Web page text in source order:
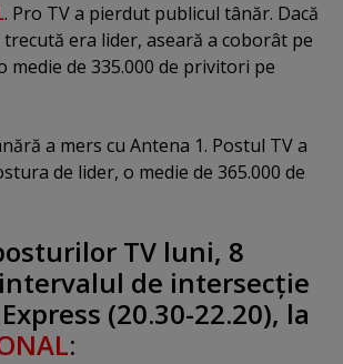
. Pro TV a pierdut publicul tânăr. Dacă
era lider, aseară a coborât pe
medie de 335.000 de privitori pe
a mers cu Antena 1. Postul TV a
de lider, o medie de 365.000 de
TV luni, 8
de intersecţie
(20.30-22.20), la
: